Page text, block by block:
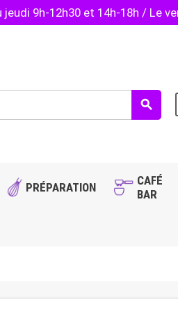
jeudi 9h-12h30 et 14h-18h / Le
search
PRÉPARATION
CAFÉ
BAR